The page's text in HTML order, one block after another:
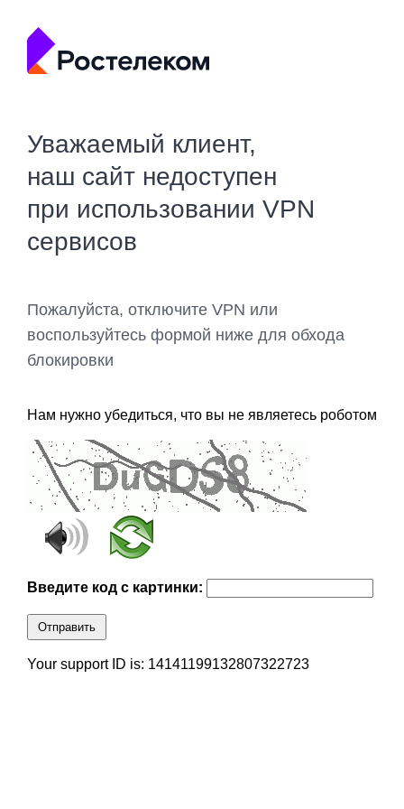
Уважаемый клиент,
наш сайт недоступен
при использовании VPN
сервисов
Пожалуйста, отключите VPN или
воспользуйтесь формой ниже для обхода
блокировки
Нам нужно убедиться, что вы не являетесь роботом
Введите код с картинки:
Отправить
Your support ID is: 14141199132807322723